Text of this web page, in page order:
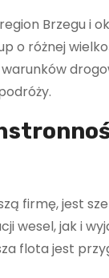
Brzegu i
o różnej
firmę, jest
wesel, jak i
flota jest